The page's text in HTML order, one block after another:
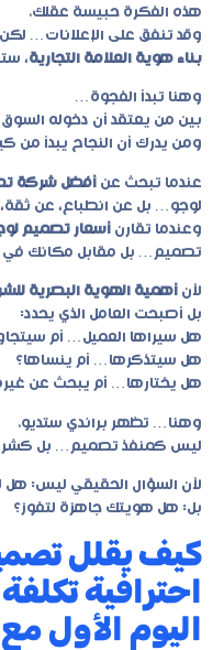
هذه الفكرة حبيسة عقلك.
وقد تنفق على الإعلانات…
بناء هوية العلامة التجارية،
وهنا تبدأ الفجوة…
بين من يعتقد أن دخوله
ومن يدرك أن النجاح يبدأ من
عندما تبحث عن أفضل شركة
لوجو… بل عن انطباع، عن
وعندما تقارن أسعار تصميم
تصميم… بل مقابل مكانك في
لأن أهمية الهوية البصرية
بل أصبحت العامل الذي يحدد:
هل سيراها العميل… أم
هل سيتذكرها… أم ينساها؟
هل يختارها… أم يبحث عن
وهنا… تظهر براندي ستديو.
ليس كمنفذ تصميم… بل
لأن السؤال الحقيقي ليس: هل
بل: هل هويتك جاهزة لتفوز؟
كيف يقلل
احترافية
اليوم الأول